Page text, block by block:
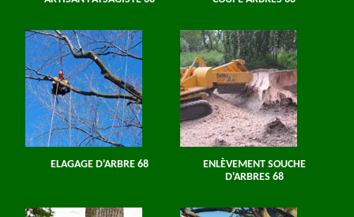
ELAGAGE D'ARBRE 68
ENLÈVEMENT SOUCHE
D'ARBRES 68